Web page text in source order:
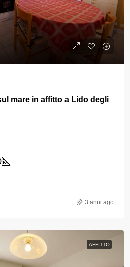
mare in affitto a Lido degli
3 anni ago
AFFITTO